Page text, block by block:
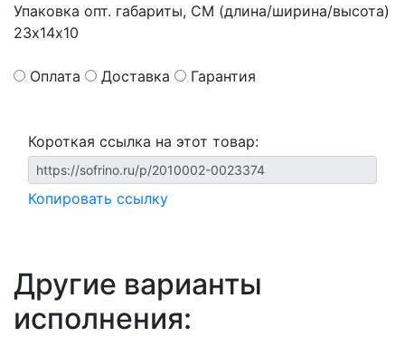
Упаковка опт. габариты, СМ (длина/ширина/высота)
23х14х10
Оплата Доставка Гарантия
Короткая ссылка на этот товар:
Копировать ссылку
Другие варианты
исполнения: